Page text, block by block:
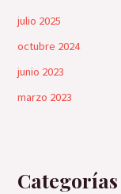
julio 2025
octubre 2024
junio 2023
marzo 2023
Categorías